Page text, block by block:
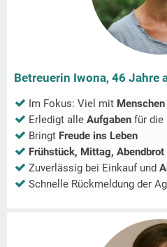
Betreuerin Iwona, 46 Jahre
Im Fokus: Viel mit
Erledigt alle Aufgaben für die
Bringt Freude ins Leben
Frühstück, Mittag, Abendbrot
Zuverlässig bei Einkauf und
Schnelle Rückmeldung der